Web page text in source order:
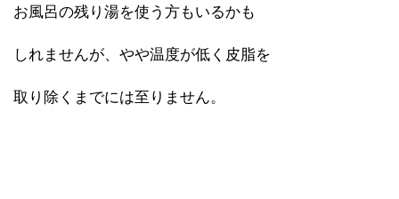
お風呂の残り湯を使う方もいるかも
しれませんが、やや温度が低く皮脂を
取り除くまでには至りません。